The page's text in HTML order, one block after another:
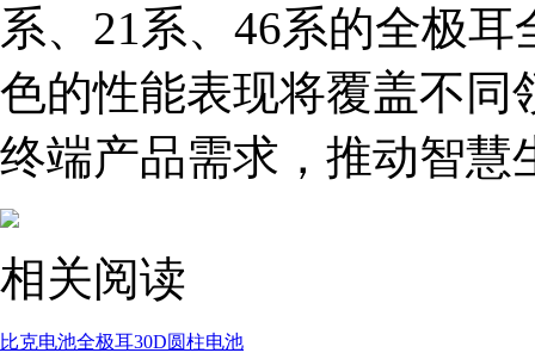
系、21系、46系的全极
色的性能表现将覆盖不同
终端产品需求，推动智慧
相关阅读
比克电池全极耳30D圆柱电池